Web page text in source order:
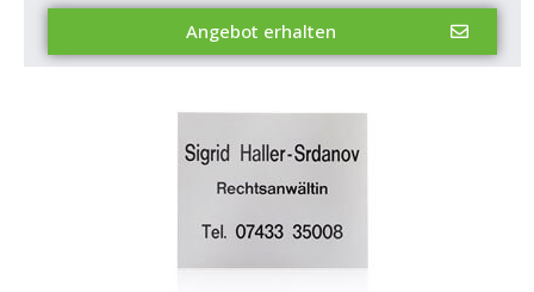
Angebot erhalten